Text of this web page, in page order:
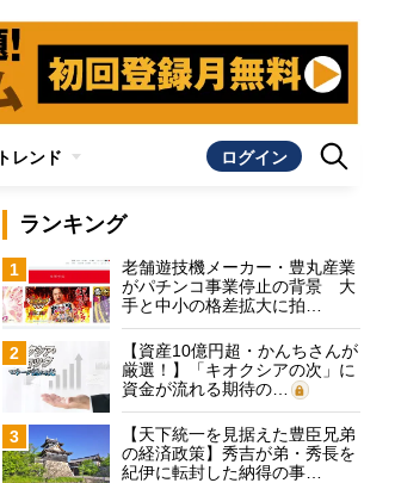
トレンド ログイン
ランキング
1
老舗遊技機メーカー・豊丸産業
がパチンコ事業停止の背景 大
手と中小の格差拡大に拍…
2
【資産10億円超・かんちさんが
厳選！】「キオクシアの次」に
資金が流れる期待の…
3
【天下統一を見据えた豊臣兄弟
の経済政策】秀吉が弟・秀長を
紀伊に転封した納得の事…